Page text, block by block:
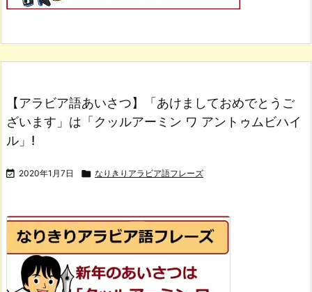
【アラビア語あいさつ】「あけましておめでとうご
ざいます」は「クッルアーミン ワ アントゥムビハイ
ル」!
 2020年1月7日  なりきりアラビア語フレーズ